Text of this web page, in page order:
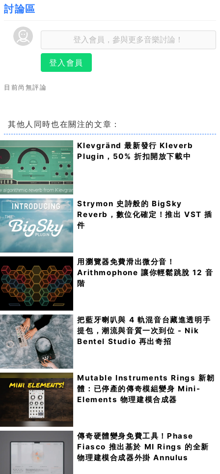
討論區
登入會員
目前尚無評論
其他人同時也在關注的文章：
Klevgränd 最新發行 Kleverb
Plugin，50% 折扣開放下載中
Strymon 史詩般的 BigSky
Reverb，數位化確定！推出 VST 插
件
用瀏覽器免費滑出微分音！
Arithmophone 讓你輕鬆跳脫 12 音
階
把藍牙喇叭與 4 軌混音台藏進透明手
提包，潮流與音質一次到位 - Nik
Bentel Studio 再出奇招
Mutable Instruments Rings 新韌
體：已停產的傳奇模組變身 Mini-
Elements 物理建模合成器
傳奇硬體變身免費工具！Phase
Fiasco 推出基於 MI Rings 的全新
物理建模合成器外掛 Annulus